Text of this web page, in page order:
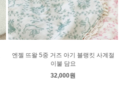
엔젤 뜨왈 5중 거즈 아기 블랭킷 사계절
이불 담요
32,000원